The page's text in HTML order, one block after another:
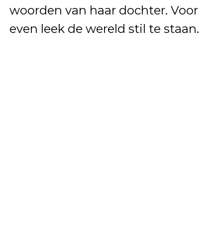
woorden van haar dochter. Voor
even leek de wereld stil te staan.